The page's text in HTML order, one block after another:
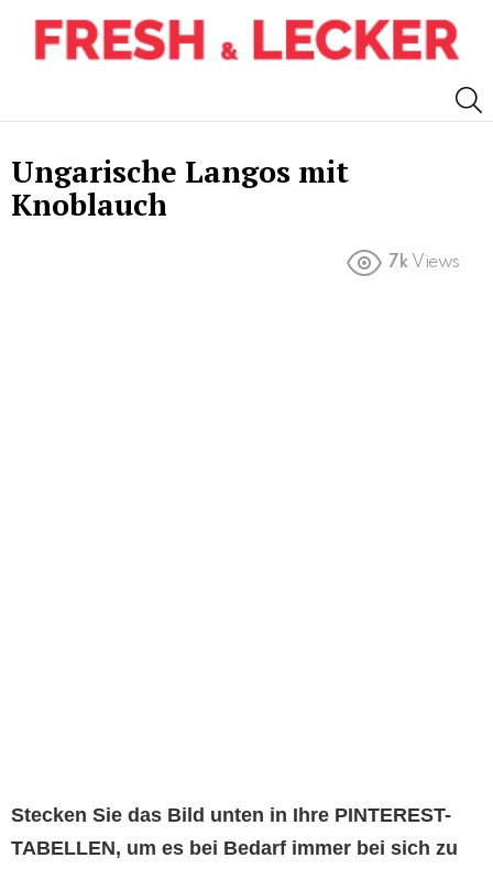
Ungarische Langos mit
Knoblauch
7k Views
Stecken Sie das Bild unten in Ihre PINTEREST-
TABELLEN, um es bei Bedarf immer bei sich zu